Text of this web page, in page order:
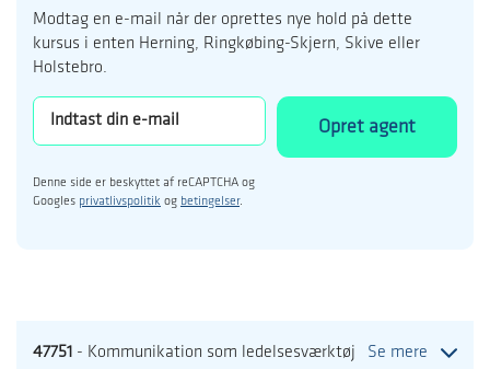
Modtag en e-mail når der oprettes nye hold på dette
kursus i enten Herning, Ringkøbing-Skjern, Skive eller
Holstebro.
Opret agent
Denne side er beskyttet af reCAPTCHA og
Googles privatlivspolitik og betingelser.
47751 - Kommunikation som ledelsesværktøj Se mere